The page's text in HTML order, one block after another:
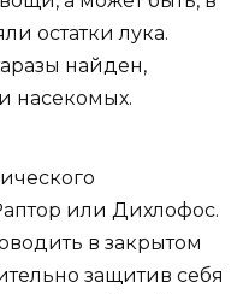
остатки лука.
найден,
насекомых.
или Дихлофос.
в закрытом
защитив себя